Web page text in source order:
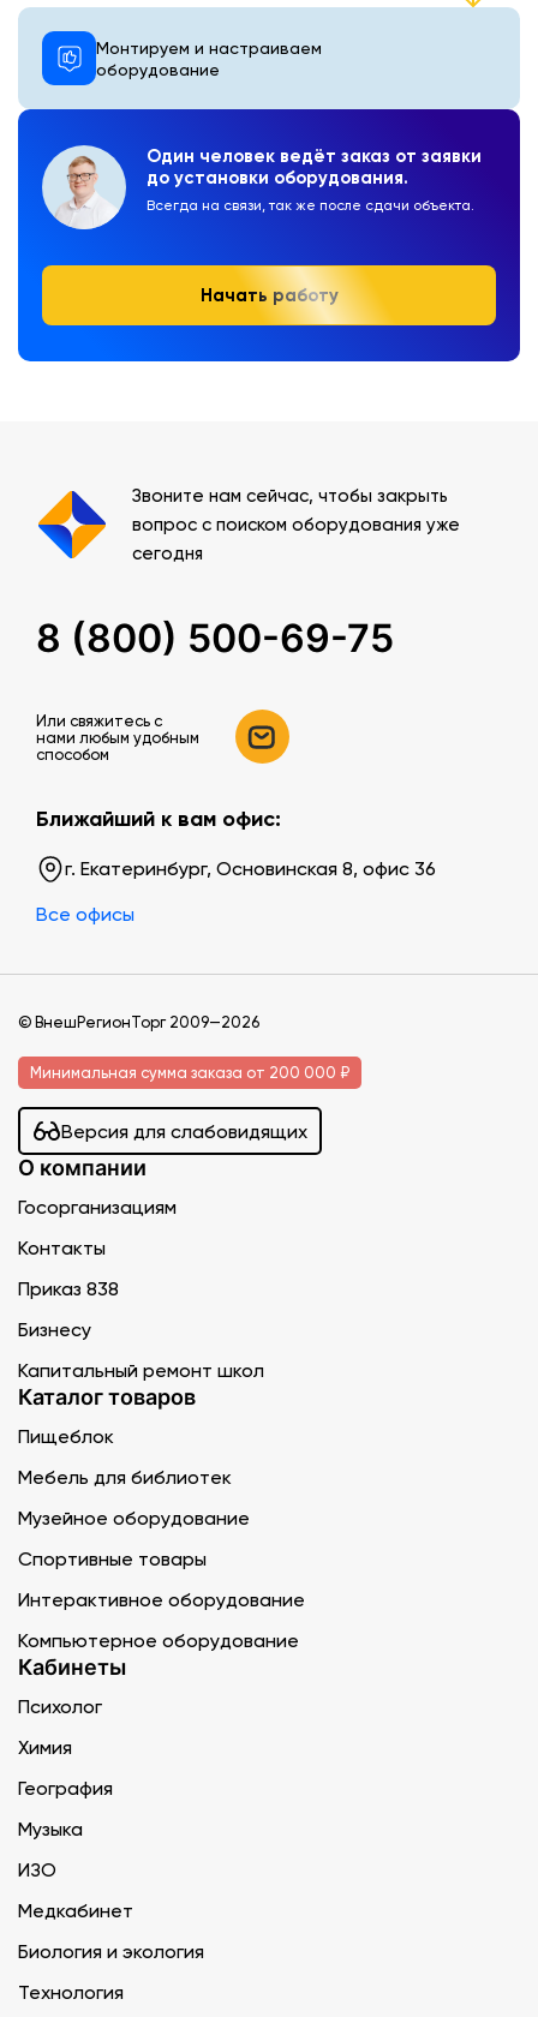
Один человек ведёт заказ от заявки
до установки оборудования.
Всегда на связи, так же после сдачи объекта.
Начать работу
Монтируем и настраиваем
оборудование
Звоните нам сейчас, чтобы закрыть
вопрос с поиском оборудования уже
сегодня
8 (800) 500-69-75
Или свяжитесь c
нами любым удобным
способом
Ближайший к вам офис:
г. Екатеринбург, Основинская 8, офис 36
Все офисы
© ВнешРегионТорг 2009—2026
Минимальная сумма заказа от 200 000 ₽
Версия для слабовидящих
О компании
Госорганизациям
Контакты
Приказ 838
Бизнесу
Капитальный ремонт школ
Каталог товаров
Пищеблок
Мебель для библиотек
Музейное оборудование
Спортивные товары
Интерактивное оборудование
Компьютерное оборудование
Кабинеты
Психолог
Химия
География
Музыка
ИЗО
Медкабинет
Биология и экология
Технология